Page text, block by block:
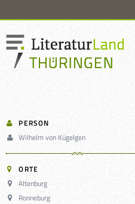
PERSON
Wilhelm von Kügelgen
ORTE
Altenburg
Ronneburg